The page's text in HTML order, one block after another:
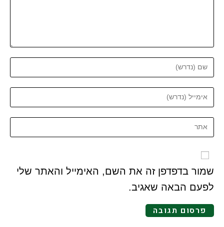
שמור בדפדפן זה את השם, האימייל והאתר שלי
לפעם הבאה שאגיב.